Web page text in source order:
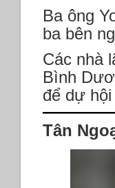
Ba ông
ba bên
Các nhà
Bình
để dự
Tân